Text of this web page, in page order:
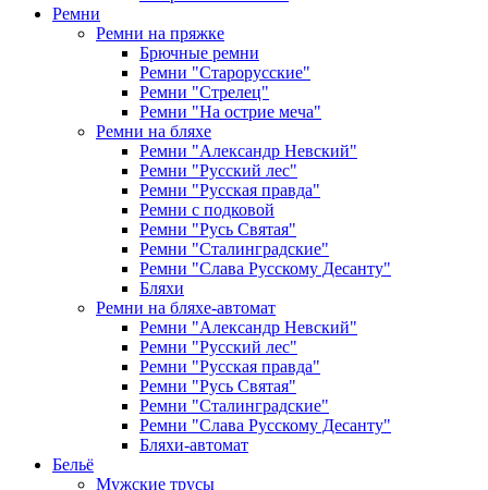
Ремни
Ремни на пряжке
Брючные ремни
Ремни "Старорусские"
Ремни "Стрелец"
Ремни "На острие меча"
Ремни на бляхе
Ремни "Александр Невский"
Ремни "Русский лес"
Ремни "Русская правда"
Ремни с подковой
Ремни "Русь Святая"
Ремни "Сталинградские"
Ремни "Слава Русскому Десанту"
Бляхи
Ремни на бляхе-автомат
Ремни "Александр Невский"
Ремни "Русский лес"
Ремни "Русская правда"
Ремни "Русь Святая"
Ремни "Сталинградские"
Ремни "Слава Русскому Десанту"
Бляхи-автомат
Бельё
Мужские трусы